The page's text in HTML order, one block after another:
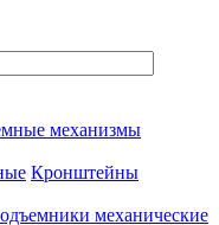
механизмы
Кронштейны